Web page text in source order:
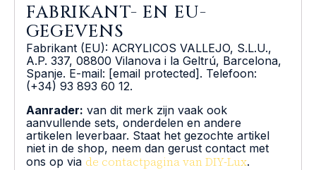
FABRIKANT- EN EU-
GEGEVENS
Fabrikant (EU): ACRYLICOS VALLEJO, S.L.U.,
A.P. 337, 08800 Vilanova i la Geltrú, Barcelona,
Spanje. E-mail: [email protected]. Telefoon:
(+34) 93 893 60 12.
Aanrader: van dit merk zijn vaak ook
aanvullende sets, onderdelen en andere
artikelen leverbaar. Staat het gezochte artikel
niet in de shop, neem dan gerust contact met
ons op via de contactpagina van DIY-Lux.